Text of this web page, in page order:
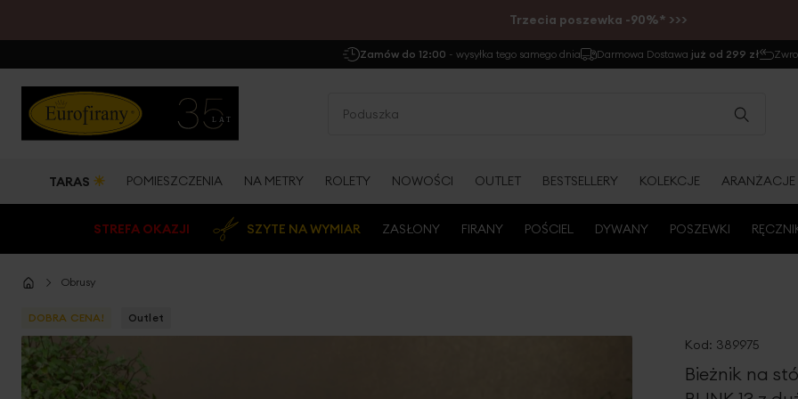
Trzecia poszewka -90%* >>>
Zamów do 12:00 - wysyłka tego samego dnia Darmowa Dostawa już od 299 zł
TARAS ☀ POMIESZCZENIA NA METRY ROLETY NOWOŚCI OUTLET BESTSELLERY KOLEKCJE ARANŻACJE
STREFA OKAZJI SZYTE NA WYMIAR ZASŁONY FIRANY POŚCIEL DYWANY POSZEWKI
Obrusy
Przejdź
na
koniec
DOBRA CENA! Outlet
Kod: 389975
Bieżnik na